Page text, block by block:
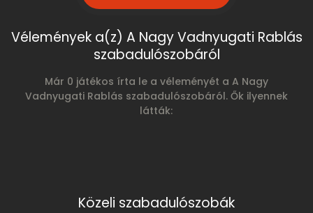
Vélemények a(z) A Nagy Vadnyugati Rablás
szabadulószobáról
Már 0 játékos írta le a véleményét a A Nagy
Vadnyugati Rablás szabadulószobáról. Ők ilyennek
látták:
Közeli szabadulószobák